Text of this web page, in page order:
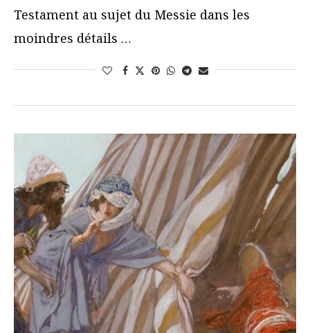
Testament au sujet du Messie dans les
moindres détails …